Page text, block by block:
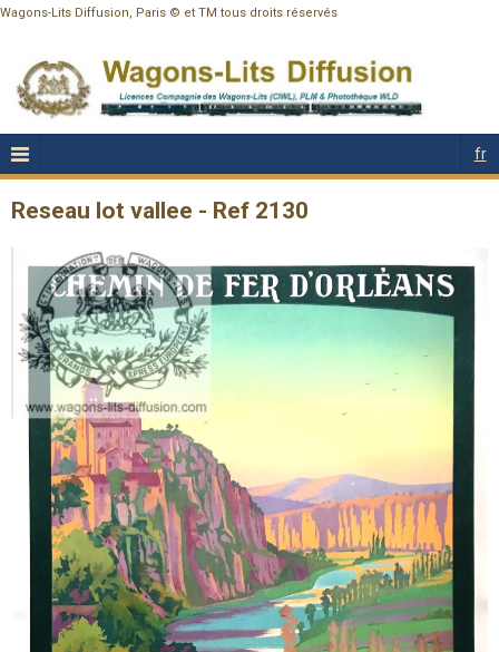
Wagons-Lits Diffusion, Paris © et TM tous droits réservés
fr
Reseau lot vallee - Ref 2130